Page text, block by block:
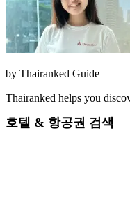
by Thairanked Guide
Thairanked helps you
호텔 & 항공권 검색